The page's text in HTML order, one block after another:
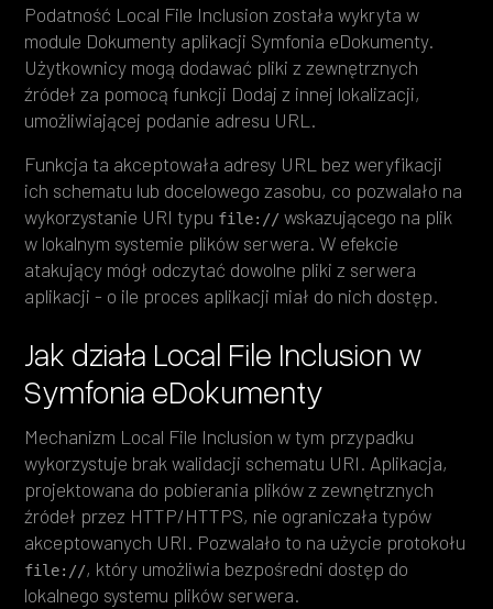
Podatność Local File Inclusion została wykryta w
module Dokumenty aplikacji Symfonia eDokumenty.
Użytkownicy mogą dodawać pliki z zewnętrznych
źródeł za pomocą funkcji Dodaj z innej lokalizacji,
umożliwiającej podanie adresu URL.
Funkcja ta akceptowała adresy URL bez weryfikacji
ich schematu lub docelowego zasobu, co pozwalało na
wykorzystanie URI typu file:// wskazującego na plik
w lokalnym systemie plików serwera. W efekcie
atakujący mógł odczytać dowolne pliki z serwera
aplikacji - o ile proces aplikacji miał do nich dostęp.
Jak działa Local File Inclusion w
Symfonia eDokumenty
Mechanizm Local File Inclusion w tym przypadku
wykorzystuje brak walidacji schematu URI. Aplikacja,
projektowana do pobierania plików z zewnętrznych
źródeł przez HTTP/HTTPS, nie ograniczała typów
akceptowanych URI. Pozwalało to na użycie protokołu
file://, który umożliwia bezpośredni dostęp do
lokalnego systemu plików serwera.